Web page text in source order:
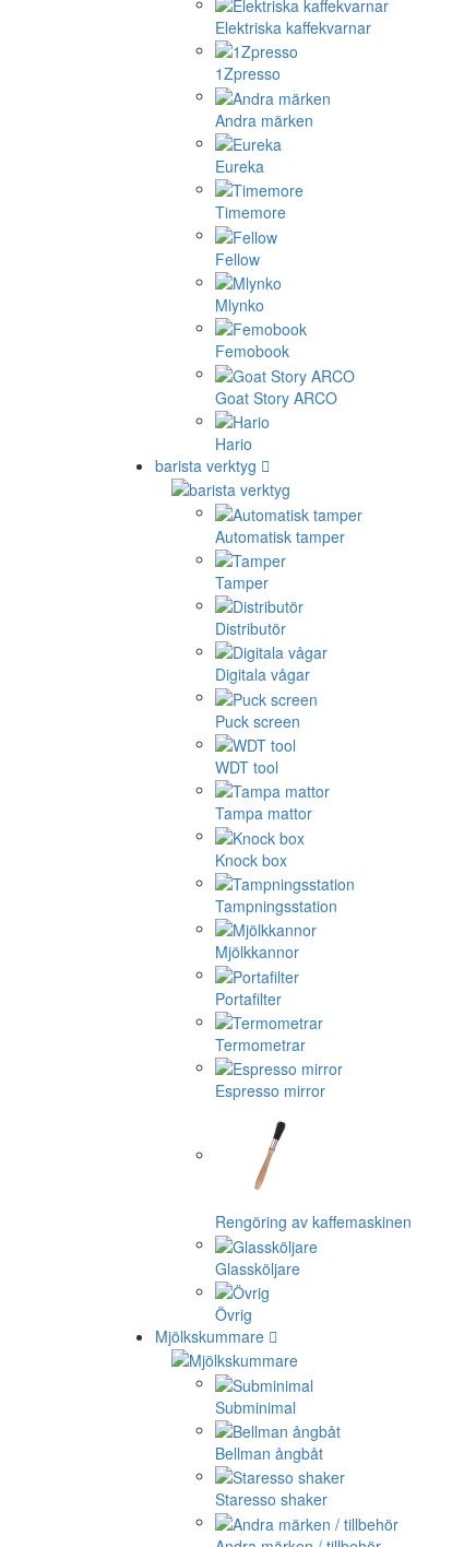
Elektriska kaffekvarnar
1Zpresso
Andra märken
Eureka
Timemore
Fellow
Mlynko
Femobook
Goat Story ARCO
Hario
barista verktyg
Automatisk tamper
Tamper
Distributör
Digitala vågar
Puck screen
WDT tool
Tampa mattor
Knock box
Tampningsstation
Mjölkkannor
Portafilter
Termometrar
Espresso mirror
Rengöring av kaffemaskinen
Glassköljare
Övrig
Mjölkskummare
Subminimal
Bellman ångbåt
Staresso shaker